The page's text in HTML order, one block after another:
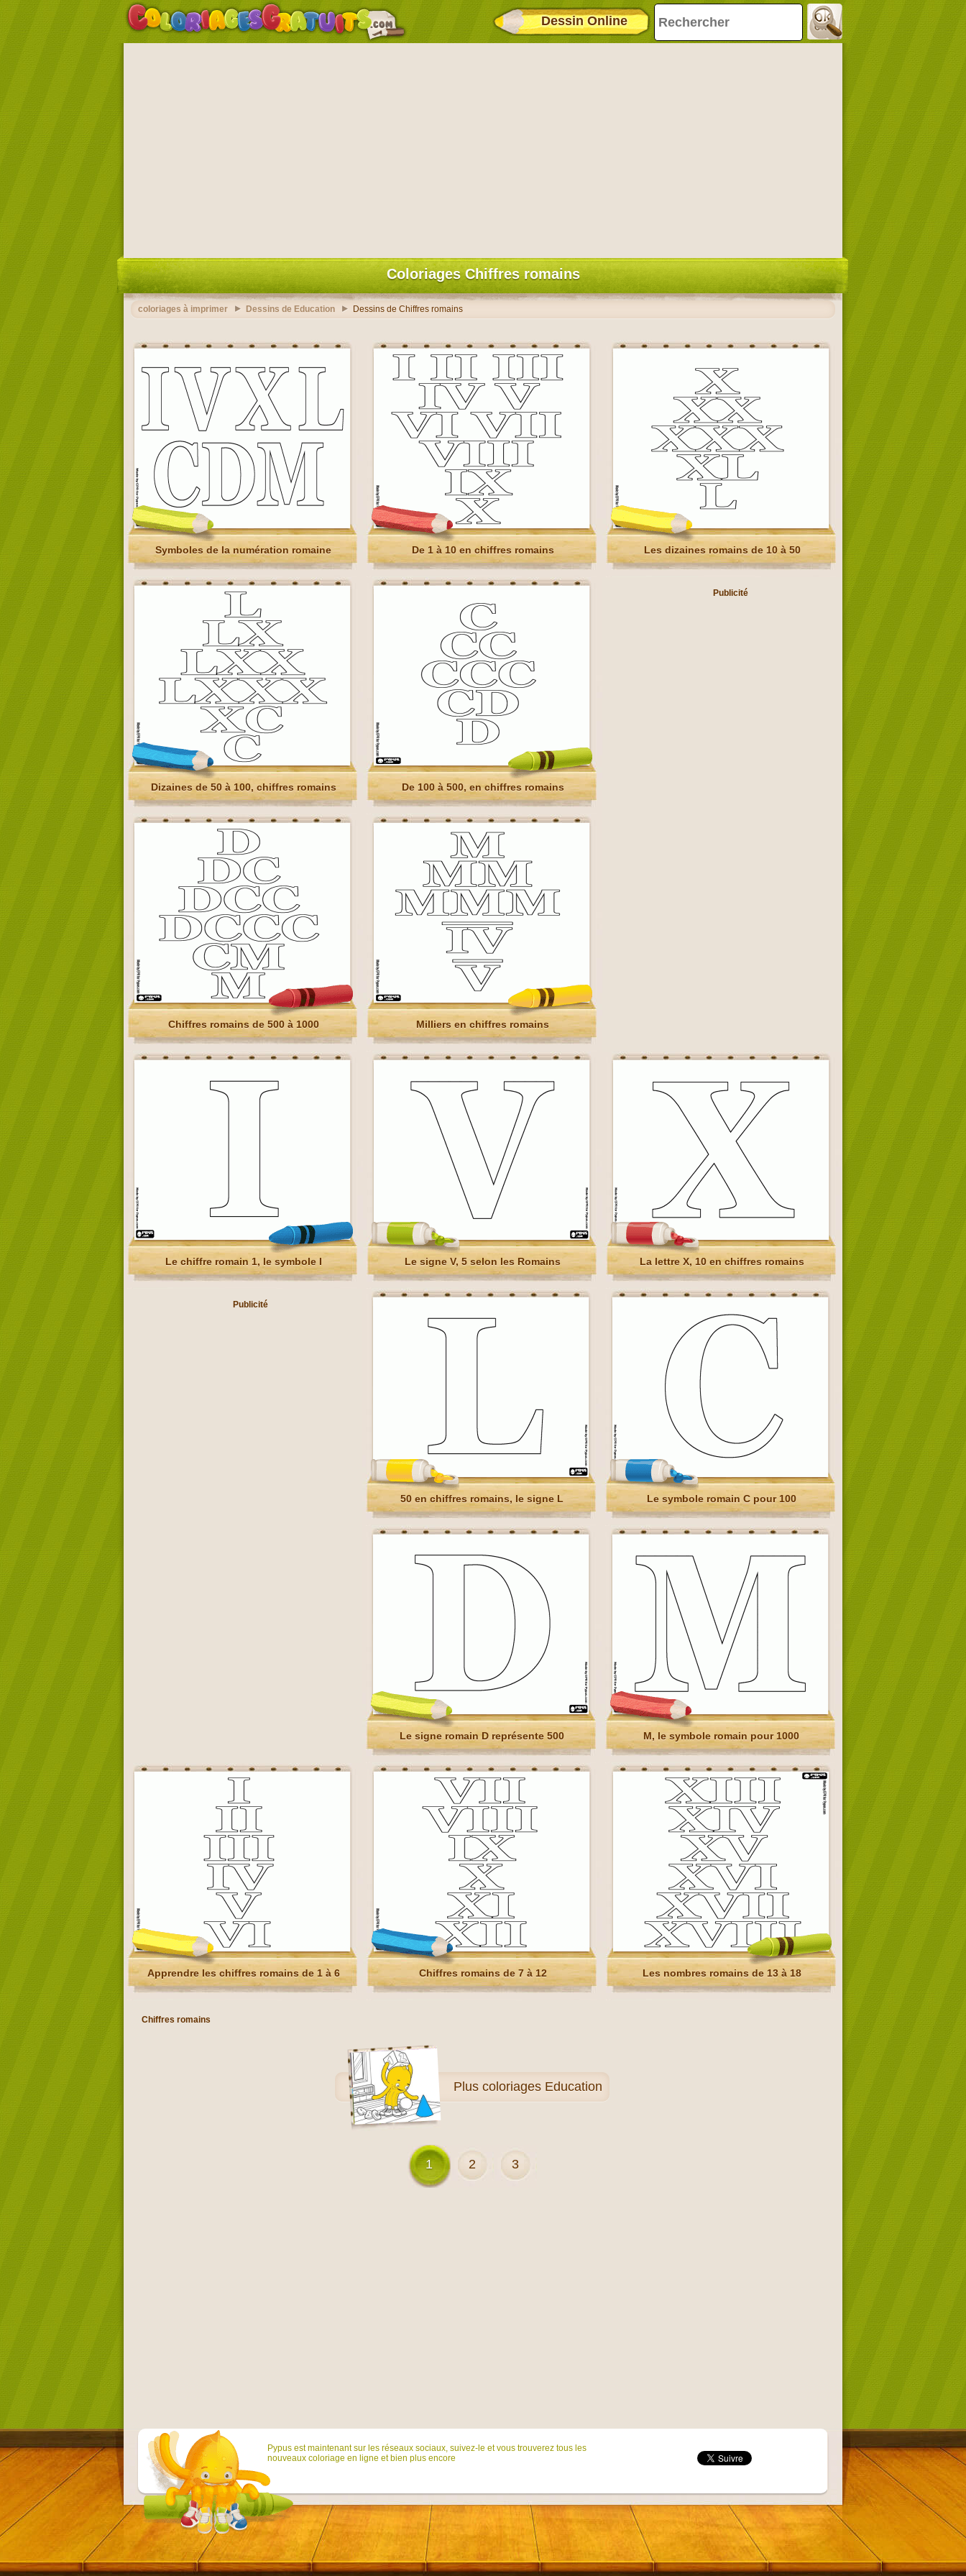
Dessin Online
Coloriages Chiffres romains
coloriages à imprimer Dessins de Education Dessins de Chiffres romains
Symboles de la numération romaine De 1 à 10 en chiffres romains Les dizaines romains de 10 à 50
Dizaines de 50 à 100, chiffres romains De 100 à 500, en chiffres romains
Publicité
Chiffres romains de 500 à 1000 Milliers en chiffres romains
Le chiffre romain 1, le symbole I Le signe V, 5 selon les Romains La lettre X, 10 en chiffres romains
Publicité
50 en chiffres romains, le signe L Le symbole romain C pour 100
Le signe romain D représente 500 M, le symbole romain pour 1000
Apprendre les chiffres romains de 1 à 6 Chiffres romains de 7 à 12 Les nombres romains de 13 à 18
Chiffres romains
Plus coloriages Education
1 2 3
Pypus est maintenant sur ​​les réseaux sociaux, suivez-le et vous trouverez tous les
nouveaux coloriage en ligne et bien plus encore